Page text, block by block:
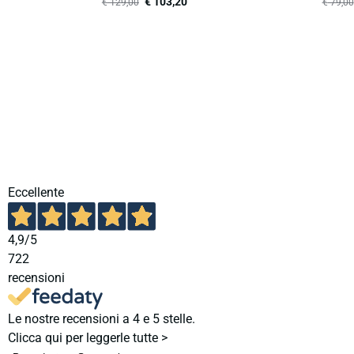
Eccellente
4,9/5
722
recensioni
Le nostre recensioni a 4 e 5 stelle.
Clicca qui per leggerle tutte >